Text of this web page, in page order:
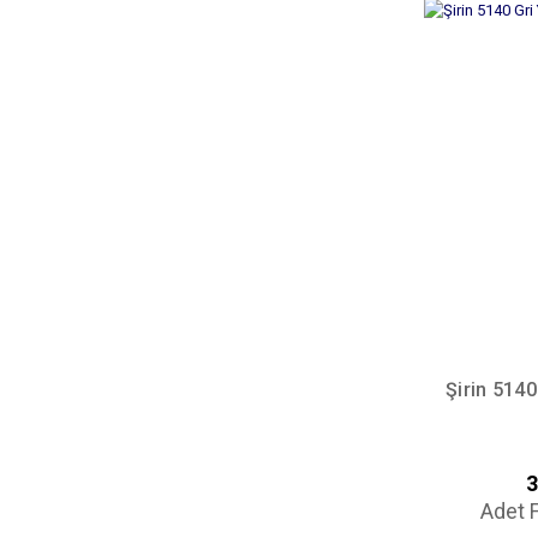
Şirin
Adet